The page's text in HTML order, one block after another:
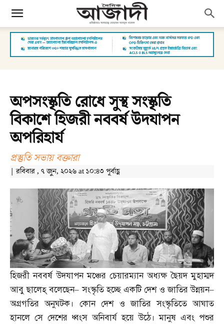
অপসংস্কৃতি রোধে সুস্থ সংস্কৃতি
বিকাশে হিজরী নববর্ষ উদযাপন
অপরিহার্য
প্রস্তুতি সভায় বক্তারা
| রবিবার , ৭ জুন, ২০২৬ at ১০:৪৩ পূর্বাহ্ণ
হিজরী নববর্ষ উদযাপন মঞ্চের চেয়ারম্যান অধ্যক্ষ ছৈয়দ মুহাম্মদ
আবু ছালেহ্‌ বলেছেন–সংস্কৃতি হচ্ছে একটি দেশ ও জাতির উন্নয়ন–
অগ্রগতির অনুঘটক। কোন দেশ ও জাতির সংস্কৃতিতে আঘাত
হানলে সে দেশের ধ্বংস অনিবার্য হয়ে উঠে। মানুষ এবং পশুর